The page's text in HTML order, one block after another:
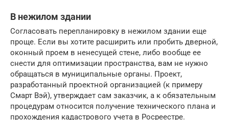
В нежилом здании
Согласовать перепланировку в нежилом здании еще
проще. Если вы хотите расширить или пробить дверной,
оконный проем в ненесущей стене, либо вообще ее
снести для оптимизации пространства, вам не нужно
обращаться в муниципальные органы. Проект,
разработанный проектной организацией (к примеру
Смарт Вэй), утверждает сам заказчик, а к обязательным
процедурам относится получение технического плана и
прохождения кадастрового учета в Росреестре.